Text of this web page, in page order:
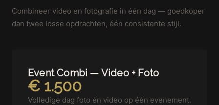
Combineer video en fotografie in één dag — goedkoper
dan twee losse opdrachten, één consistente stijl.
Event Combi — Video + Foto
€ 1.500
Volledige dag foto én video op één evenement.